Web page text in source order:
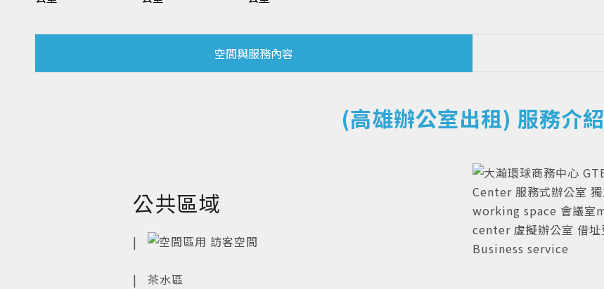
空間與服務內容
(高雄辦公室出租) 服務介紹
公共區域
| 訪客空間
| 茶水區